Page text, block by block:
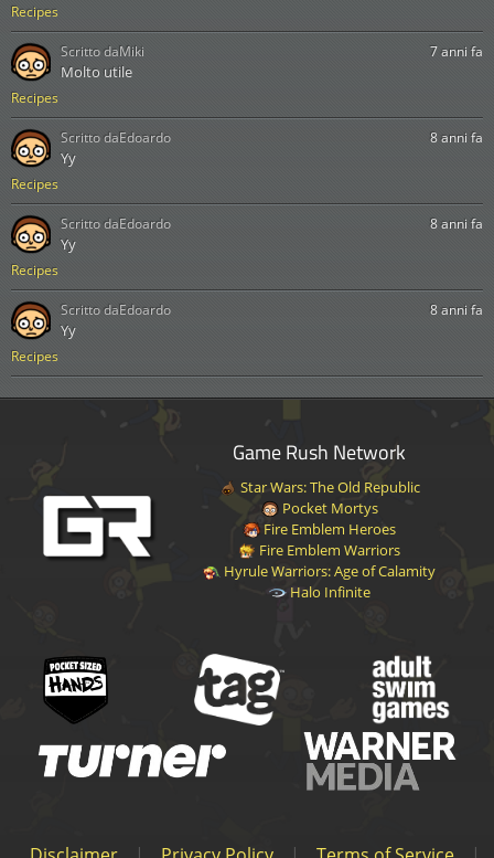
Recipes
Recipes
7 anni fa
Molto utile
Scritto daMiki
Recipes
8 anni fa
Yy
Scritto daEdoardo
Recipes
8 anni fa
Yy
Scritto daEdoardo
Recipes
8 anni fa
Yy
Scritto daEdoardo
Game Rush Network
Star Wars: The Old Republic
Pocket Mortys
Fire Emblem Heroes
Fire Emblem Warriors
Hyrule Warriors: Age of Calamity
Halo Infinite